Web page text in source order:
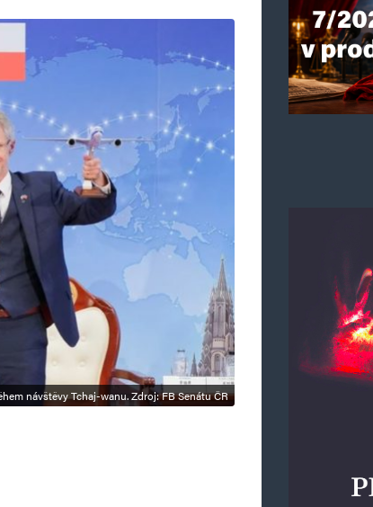
návštěvy Tchaj-wanu. Zdroj: FB Senátu ČR